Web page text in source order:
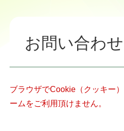
お問い合わせ
ブラウザでCookie（クッキー
ームをご利用頂けません。